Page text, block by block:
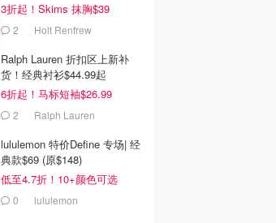
3折起！Skims 抹胸$39
2 Holt Renfrew
Ralph Lauren 折扣区上新补
货！经典衬衫$44.99起
6折起！马标短袖$26.99
2 Ralph Lauren
lululemon 特价Define 专场| 经
典款$69 (原$148)
低至4.7折！10+颜色可选
0 lululemon